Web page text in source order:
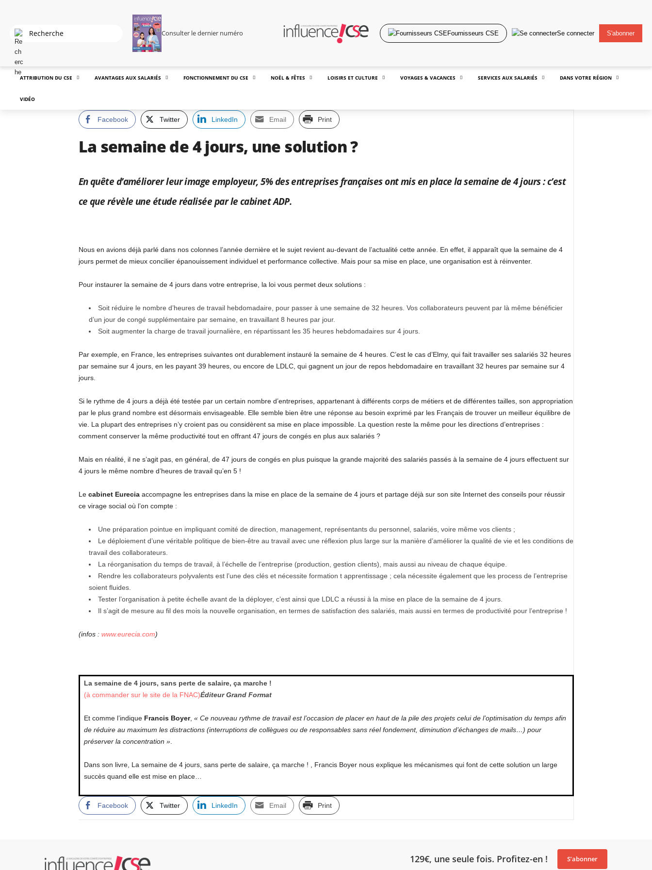
Consulter le dernier numéro Fournisseurs CSE Se connecter S'abonner
ATTRIBUTION DU CSE AVANTAGES AUX SALARIÉS FONCTIONNEMENT DU CSE NOËL & FÊTES LOISIRS ET CULTURE VOYAGES & VACANCES SERVICES AUX SALARIÉS DANS VOTRE RÉGION
VIDÉO
Facebook Twitter LinkedIn Email Print
La semaine de 4 jours, une solution ?
En quête d’améliorer leur image employeur, 5% des entreprises françaises ont mis en place la semaine de 4 jours : c’est
ce que révèle une étude réalisée par le cabinet ADP.
Nous en avions déjà parlé dans nos colonnes l’année dernière et le sujet revient au-devant de l’actualité cette année. En effet, il apparaît que la semaine de 4
jours permet de mieux concilier épanouissement individuel et performance collective. Mais pour sa mise en place, une organisation est à réinventer.
Pour instaurer la semaine de 4 jours dans votre entreprise, la loi vous permet deux solutions :
Soit réduire le nombre d’heures de travail hebdomadaire, pour passer à une semaine de 32 heures. Vos collaborateurs peuvent par là même bénéficier
d’un jour de congé supplémentaire par semaine, en travaillant 8 heures par jour.
Soit augmenter la charge de travail journalière, en répartissant les 35 heures hebdomadaires sur 4 jours.
Par exemple, en France, les entreprises suivantes ont durablement instauré la semaine de 4 heures. C’est le cas d’Elmy, qui fait travailler ses salariés 32 heures
par semaine sur 4 jours, en les payant 39 heures, ou encore de LDLC, qui gagnent un jour de repos hebdomadaire en travaillant 32 heures par semaine sur 4
jours.
Si le rythme de 4 jours a déjà été testée par un certain nombre d’entreprises, appartenant à différents corps de métiers et de différentes tailles, son appropriation
par le plus grand nombre est désormais envisageable. Elle semble bien être une réponse au besoin exprimé par les Français de trouver un meilleur équilibre de
vie. La plupart des entreprises n’y croient pas ou considèrent sa mise en place impossible. La question reste la même pour les directions d’entreprises :
comment conserver la même productivité tout en offrant 47 jours de congés en plus aux salariés ?
Mais en réalité, il ne s’agit pas, en général, de 47 jours de congés en plus puisque la grande majorité des salariés passés à la semaine de 4 jours effectuent sur
4 jours le même nombre d’heures de travail qu’en 5 !
Le cabinet Eureciaaccompagne les entreprises dans la mise en place de la semaine de 4 jours et partage déjà sur son site Internet des conseils pour réussir
ce virage social où l’on compte :
Une préparation pointue en impliquant comité de direction, management, représentants du personnel, salariés, voire même vos clients ;
Le déploiement d’une véritable politique de bien-être au travail avec une réflexion plus large sur la manière d’améliorer la qualité de vie et les conditions de
travail des collaborateurs.
La réorganisation du temps de travail, à l’échelle de l’entreprise (production, gestion clients), mais aussi au niveau de chaque équipe.
Rendre les collaborateurs polyvalents est l’une des clés et nécessite formation t apprentissage ; cela nécessite également que les process de l’entreprise
soient fluides.
Tester l’organisation à petite échelle avant de la déployer, c’est ainsi que LDLC a réussi à la mise en place de la semaine de 4 jours.
Il s’agit de mesure au fil des mois la nouvelle organisation, en termes de satisfaction des salariés, mais aussi en termes de productivité pour l’entreprise !
(infos : www.eurecia.com)
La semaine de 4 jours, sans perte de salaire, ça marche !
(à commander sur le site de la FNAC)Éditeur Grand Format
Et comme l’indique Francis Boyer, « Ce nouveau rythme de travail est l’occasion de placer en haut de la pile des projets celui de l’optimisation du temps afin
de réduire au maximum les distractions (interruptions de collègues ou de responsables sans réel fondement, diminution d’échanges de mails…) pour
préserver la concentration ».
Dans son livre, La semaine de 4 jours, sans perte de salaire, ça marche ! , Francis Boyer nous explique les mécanismes qui font de cette solution un large
succès quand elle est mise en place…
Facebook Twitter LinkedIn Email Print
129€, une seule fois. Profitez-en ! S’abonner